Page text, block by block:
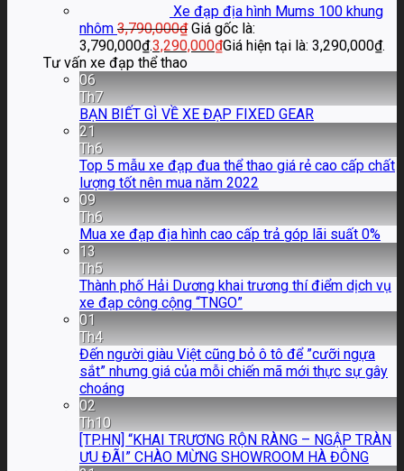
Xe đạp địa hình Mums 100 khung
nhôm 3,790,000₫ Giá gốc là:
3,790,000₫.3,290,000₫Giá hiện tại là: 3,290,000₫.
Tư vấn xe đạp thể thao
06
Th7
BẠN BIẾT GÌ VỀ XE ĐẠP FIXED GEAR
21
Th6
Top 5 mẫu xe đạp đua thể thao giá rẻ cao cấp chất
lượng tốt nên mua năm 2022
09
Th6
Mua xe đạp địa hình cao cấp trả góp lãi suất 0%
13
Th5
Thành phố Hải Dương khai trương thí điểm dịch vụ
xe đạp công cộng “TNGO”
01
Th4
Đến người giàu Việt cũng bỏ ô tô để ”cưỡi ngựa
sắt” nhưng giá của mỗi chiến mã mới thực sự gây
choáng
02
Th10
[TP.HN] “KHAI TRƯƠNG RỘN RÀNG – NGẬP TRÀN
ƯU ĐÃI” CHÀO MỪNG SHOWROOM HÀ ĐÔNG